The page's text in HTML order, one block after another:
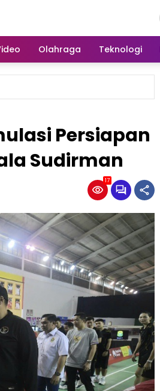
Olahraga Teknologi
Persiapan
Sudirman
17